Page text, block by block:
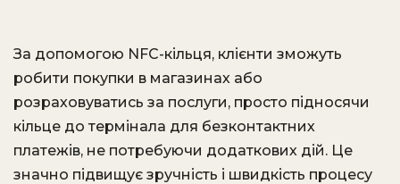
За допомогою NFC-кільця, клієнти зможуть
робити покупки в магазинах або
розраховуватись за послуги, просто підносячи
кільце до термінала для безконтактних
платежів, не потребуючи додаткових дій. Це
значно підвищує зручність і швидкість процесу